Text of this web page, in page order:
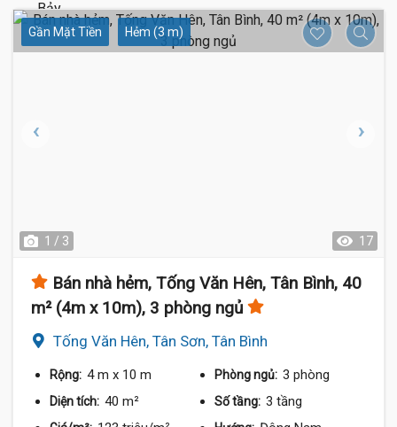
Gần Mặt Tiền Hẻm (3 m)
1 / 3 17
Bán nhà hẻm, Tống Văn Hên, Tân Bình, 40
m² (4m x 10m), 3 phòng ngủ
Tống Văn Hên, Tân Sơn, Tân Bình
Rộng: 4 m x 10 m Phòng ngủ: 3 phòng
Diện tích: 40 m² Số tầng: 3 tầng